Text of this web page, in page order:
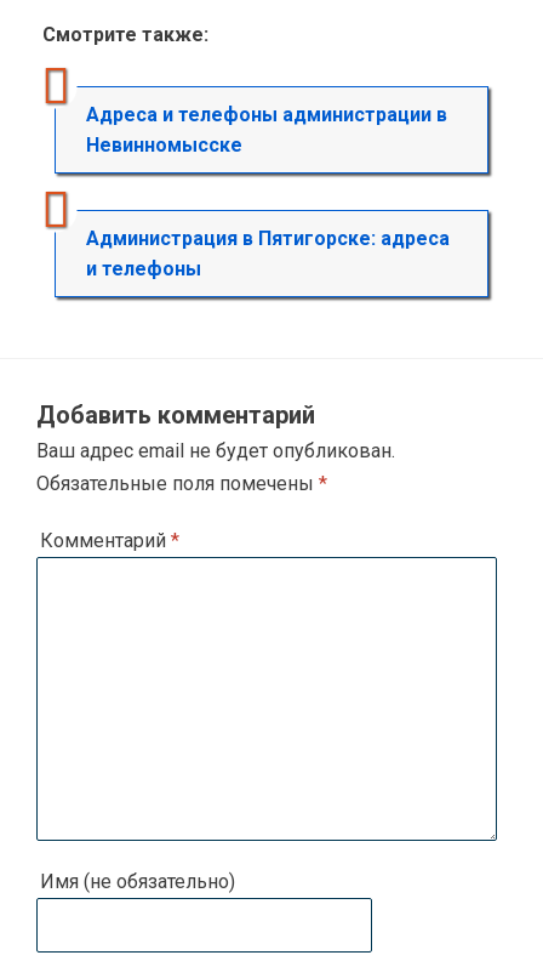
Смотрите также:
Адреса и телефоны администрации в
Невинномысске
Администрация в Пятигорске: адреса
и телефоны
Добавить комментарий
Ваш адрес email не будет опубликован.
Обязательные поля помечены *
Комментарий *
Имя (не обязательно)